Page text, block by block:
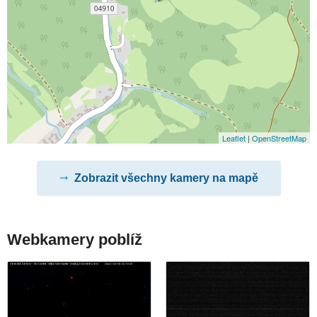
Leaflet | OpenStreetMap
Zobrazit všechny kamery na mapě
Webkamery poblíž